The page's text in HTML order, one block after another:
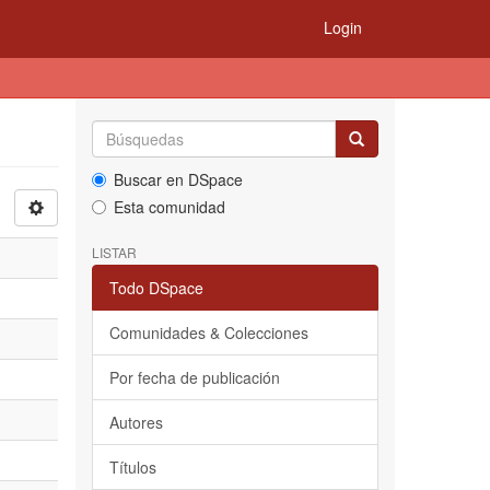
Login
Buscar en DSpace
Esta comunidad
LISTAR
Todo DSpace
Comunidades & Colecciones
Por fecha de publicación
Autores
Títulos